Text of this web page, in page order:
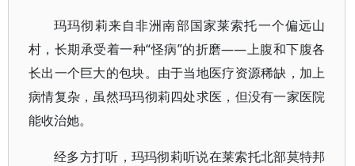
玛玛彻莉来自非洲南部国家莱索托一个偏远山
村，长期承受着一种“怪病”的折磨——上腹和下腹各
长出一个巨大的包块。由于当地医疗资源稀缺，加上
病情复杂，虽然玛玛彻莉四处求医，但没有一家医院
能收治她。
经多方打听，玛玛彻莉听说在莱索托北部莫特邦